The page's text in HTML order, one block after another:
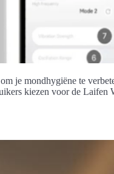
je mondhygiëne te
kiezen voor de Laifen